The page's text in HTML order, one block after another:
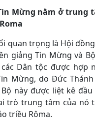
Mừng nằm ở trung
quan trọng là Hội
giảng Tin Mừng và
Dân tộc được hợp
Mừng, do Đức
này được liệt kê
trò trung tâm của nó
triều Rôma.